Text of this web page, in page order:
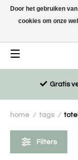
Duurzaam, eco-
Gratis
home / tags /
Filters
Door het gebruiken
cookies om onze